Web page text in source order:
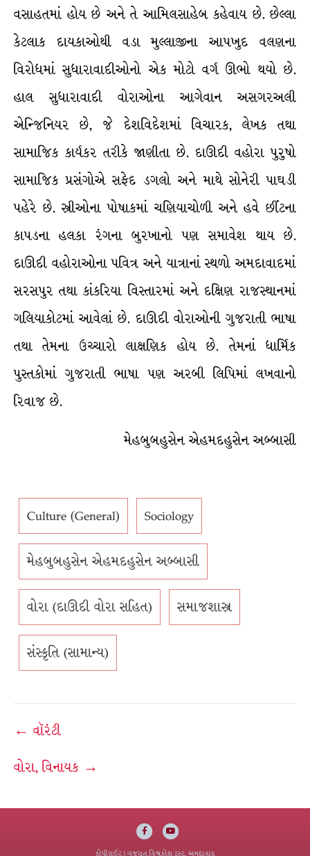
વસાહતમાં હોય છે અને તે આમિલસાહેબ કહેવાય છે. છેલ્લા
કેટલાક દાયકાઓથી વડા મુલ્લાજીના આપખુદ વલણના
વિરોધમાં સુધારાવાદીઓનો એક મોટો વર્ગ ઊભો થયો છે.
હાલ સુધારાવાદી વોરાઓના આગેવાન અસગરઅલી
એન્જિનિયર છે, જે દેશવિદેશમાં વિચારક, લેખક તથા
સામાજિક કાર્યકર તરીકે જાણીતા છે. દાઊદી વહોરા પુરુષો
સામાજિક પ્રસંગોએ સફેદ ડગલો અને માથે સોનેરી પાઘડી
પહેરે છે. સ્ત્રીઓના પોષાકમાં ચણિયાચોળી અને હવે છીંટના
કાપડના હલકા રંગના બુરખાનો પણ સમાવેશ થાય છે.
દાઊદી વહોરાઓના પવિત્ર અને યાત્રાનાં સ્થળો અમદાવાદમાં
સરસપુર તથા કાંકરિયા વિસ્તારમાં અને દક્ષિણ રાજસ્થાનમાં
ગલિયાકોટમાં આવેલાં છે. દાઊદી વોરાઓની ગુજરાતી ભાષા
તથા તેમના ઉચ્ચારો લાક્ષણિક હોય છે. તેમનાં ધાર્મિક
પુસ્તકોમાં ગુજરાતી ભાષા પણ અરબી લિપિમાં લખવાનો
રિવાજ છે.
મેહબુબહુસેન એહમદહુસેન અબ્બાસી
Culture (General) Sociology
મેહબુબહુસેન એહમદહુસેન અબ્બાસી
વોરા (દાઊદી વોરા સહિત) સમાજશાસ્ત્ર
સંસ્કૃતિ (સામાન્ય)
Post
navigation
← વૉરંટી
વોરા, વિનાયક →
FacebookYoutube
કોપીરાઈટ| ગુજરાત વિશ્વકોશ ટ્રસ્ટ, અમદાવાદ